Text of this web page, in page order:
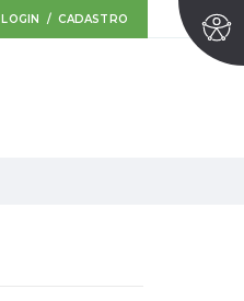
LOGIN / CADASTRO